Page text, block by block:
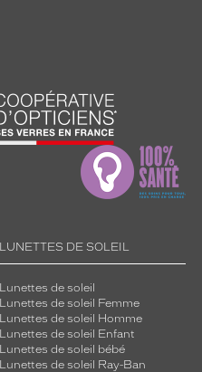
LUNETTES DE SOLEIL
Lunettes de soleil
Lunettes de soleil Femme
Lunettes de soleil Homme
Lunettes de soleil Enfant
Lunettes de soleil bébé
Lunettes de soleil Ray-Ban